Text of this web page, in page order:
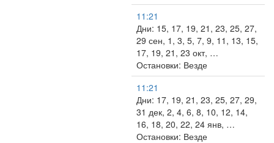
11:21
Дни: 15, 17, 19, 21, 23, 25, 27,
29 сен, 1, 3, 5, 7, 9, 11, 13, 15,
17, 19, 21, 23 окт, …
Остановки: Везде
11:21
Дни: 17, 19, 21, 23, 25, 27, 29,
31 дек, 2, 4, 6, 8, 10, 12, 14,
16, 18, 20, 22, 24 янв, …
Остановки: Везде